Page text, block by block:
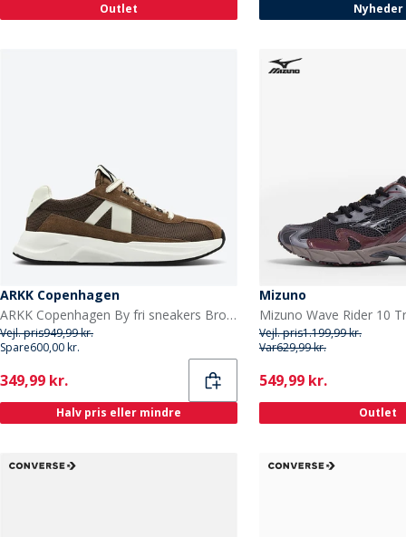
Outlet Nyheder
ARKK Copenhagen
ARKK Copenhagen By fri sneakers Brown Tofu
Vejl. pris949,99 kr.
Spare600,00 kr.
Current
349,99 kr.
Halv pris eller mindre
Mizuno
Vejl. pris1.199,99 kr.
Var629,99 kr.
Current
549,99 kr.
Outlet